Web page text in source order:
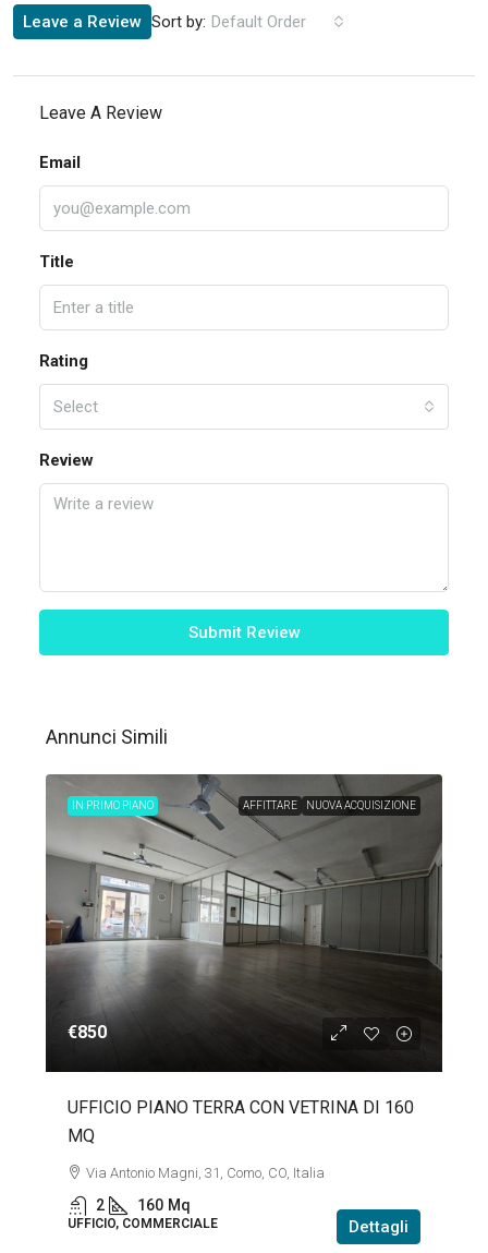
Sort by: Default Order
Leave a Review
Leave A Review
Email
Title
Rating
Select
Review
Submit Review
Annunci Simili
IN PRIMO PIANO AFFITTARE NUOVA ACQUISIZIONE
€850
UFFICIO PIANO TERRA CON VETRINA DI 160
MQ
Via Antonio Magni, 31, Como, CO, Italia
2 160 Mq
UFFICIO, COMMERCIALE Dettagli